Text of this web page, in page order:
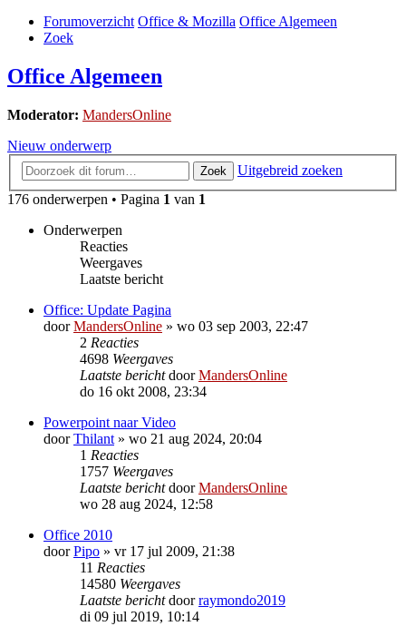
Forumoverzicht Office & Mozilla Office Algemeen
Zoek
Office Algemeen
Moderator: MandersOnline
Nieuw onderwerp
Zoek
Uitgebreid zoeken
176 onderwerpen • Pagina 1 van 1
Onderwerpen
Reacties
Weergaves
Laatste bericht
Office: Update Pagina
doorMandersOnline » wo 03 sep 2003, 22:47
2 Reacties
4698 Weergaves
Laatste berichtdoorMandersOnline
do 16 okt 2008, 23:34
Powerpoint naar Video
doorThilant » wo 21 aug 2024, 20:04
1 Reacties
1757 Weergaves
Laatste berichtdoorMandersOnline
wo 28 aug 2024, 12:58
Office 2010
doorPipo » vr 17 jul 2009, 21:38
11 Reacties
14580 Weergaves
Laatste berichtdoorraymondo2019
di 09 jul 2019, 10:14